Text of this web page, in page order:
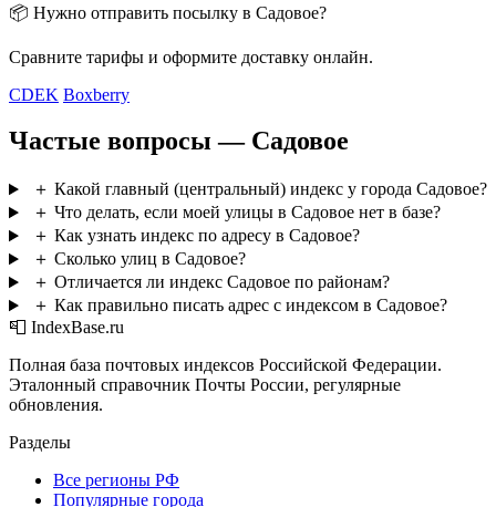
📦 Нужно отправить посылку в Садовое?
Сравните тарифы и оформите доставку онлайн.
CDEK Boxberry
Частые вопросы — Садовое
＋ Какой главный (центральный) индекс у города Садовое?
＋ Что делать, если моей улицы в Садовое нет в базе?
＋ Как узнать индекс по адресу в Садовое?
＋ Сколько улиц в Садовое?
＋ Отличается ли индекс Садовое по районам?
＋ Как правильно писать адрес с индексом в Садовое?
📮 IndexBase.ru
Полная база почтовых индексов Российской Федерации.
Эталонный справочник Почты России, регулярные
обновления.
Разделы
Все регионы РФ
Популярные города